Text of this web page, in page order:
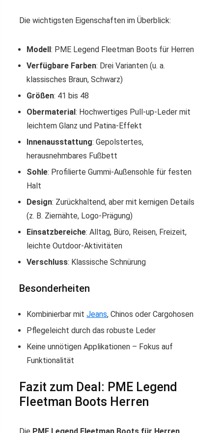
Die wichtigsten Eigenschaften im Überblick:
Modell : PME Legend Fleetman Boots für Herren
Verfügbare Farben: Drei Varianten (u. a.
klassisches Braun, Schwarz)
Größen: 41 bis 48
Obermaterial : Hochwertiges Pull-up-Leder mit
leichtem Glanz und Patina-Effekt
Innenausstattung: Gepolstertes,
herausnehmbares Fußbett
Sohle: Profilierte Gummi-Außensohle für festen
Halt
Design: Zurückhaltend, aber mit kernigen Details
(z. B. Ziernähte, Logo-Prägung)
Einsatzbereiche: Alltag, Büro, Reisen, Freizeit,
leichte Outdoor-Aktivitäten
Verschluss: Klassische Schnürung
Besonderheiten
Kombinierbar mit Jeans, Chinos oder Cargohosen
Pflegeleicht durch das robuste Leder
Keine unnötigen Applikationen – Fokus auf
Funktionalität
Fazit zum Deal: PME Legend
Fleetman Boots Herren